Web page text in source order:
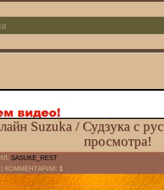
Suzuka / Судзука с
просмотра!
: SASUKE_REST
КОММЕНТАРИИ: 1